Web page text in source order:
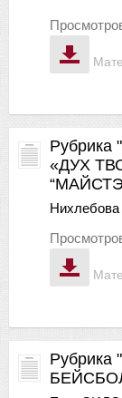
«ДУХ
Рубрика